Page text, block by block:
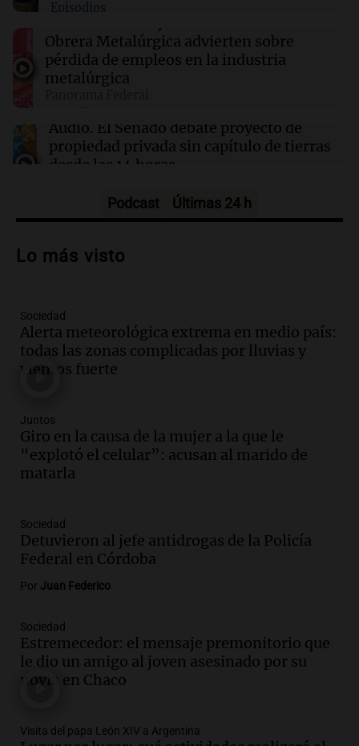
un celular
10:46 Deportes
River Plate confirma la llegada de Thiago
Almada y la salida de Santiago Lencina al
Burgos
Episodios
Obrera Metalúrgica advierten sobre
pérdida de empleos en la industria
metalúrgica
Audio. El Senado debate proyecto de
propiedad privada sin capítulo de tierras
desde las 14 horas
Audio.Giro en la causa de la mujer a la
marido de matarla
Audio.
juicio a Óscar González por el accidente
en las altas cumbres
Panorama Federal
Audio.
que afectan diversas actividades locales,
según Barrionuevo
Noticias
Javier Chacón: Detained Again After
Attending World Cup
Panorama Federal
Episodios
repudia amenazas de EE. UU. y exige
respeto a la soberanía nacional
Noticias
Episodios
alerta meteorológico de ministros
Santini y Caputo
Podcast Últimas 24 h
Lo más visto
Sociedad
Alerta meteorológica extrema en medio país:
todas las zonas complicadas por lluvias y
vientos fuerte
Juntos
Giro en la causa de la mujer a la que le
“explotó el celular”: acusan al marido de
matarla
Sociedad
Detuvieron al jefe antidrogas de la Policía
Federal en Córdoba
Por Juan Federico
Sociedad
Estremecedor: el mensaje premonitorio que
le dio un amigo al joven asesinado por su
novia en Chaco
Visita del papa León XIV a Argentina